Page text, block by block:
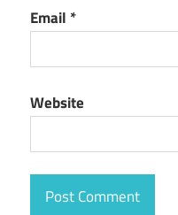
Email *
Website